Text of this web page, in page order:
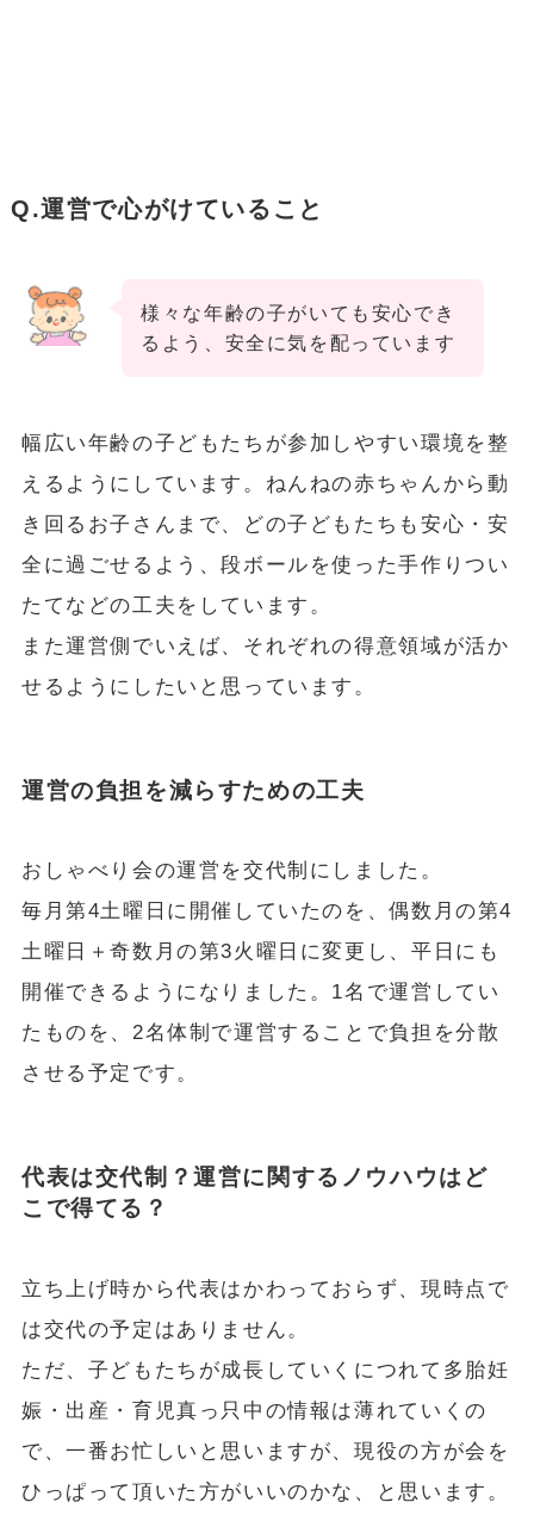
Q.運営で心がけていること
様々な年齢の子がいても安心でき
るよう、安全に気を配っています
幅広い年齢の子どもたちが参加しやすい環境を整
えるようにしています。ねんねの赤ちゃんから動
き回るお子さんまで、どの子どもたちも安心・安
全に過ごせるよう、段ボールを使った手作りつい
たてなどの工夫をしています。
また運営側でいえば、それぞれの得意領域が活か
せるようにしたいと思っています。
運営の負担を減らすための工夫
おしゃべり会の運営を交代制にしました。
毎月第4土曜日に開催していたのを、偶数月の第4
土曜日＋奇数月の第3火曜日に変更し、平日にも
開催できるようになりました。1名で運営してい
たものを、2名体制で運営することで負担を分散
させる予定です。
代表は交代制？運営に関するノウハウはど
こで得てる？
立ち上げ時から代表はかわっておらず、現時点で
は交代の予定はありません。
ただ、子どもたちが成長していくにつれて多胎妊
娠・出産・育児真っ只中の情報は薄れていくの
で、一番お忙しいと思いますが、現役の方が会を
ひっぱって頂いた方がいいのかな、と思います。